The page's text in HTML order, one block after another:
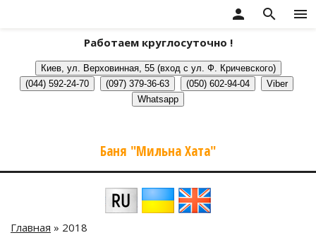
menu
search
person
Работаем круглосуточно !
Баня "Мильна Хата"
Главная » 2018